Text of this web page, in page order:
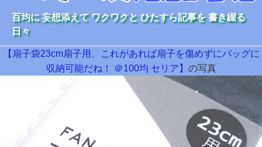
百均に 妄想添えて ワクワクと ひたすら記事を 書き綴る
日々
【扇子袋23cm扇子用、これがあれば扇子を傷めずにバッグに
収納可能だね！ ＠100均 セリア】 の写真